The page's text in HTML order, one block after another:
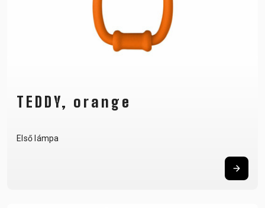
TEDDY, orange
Első lámpa